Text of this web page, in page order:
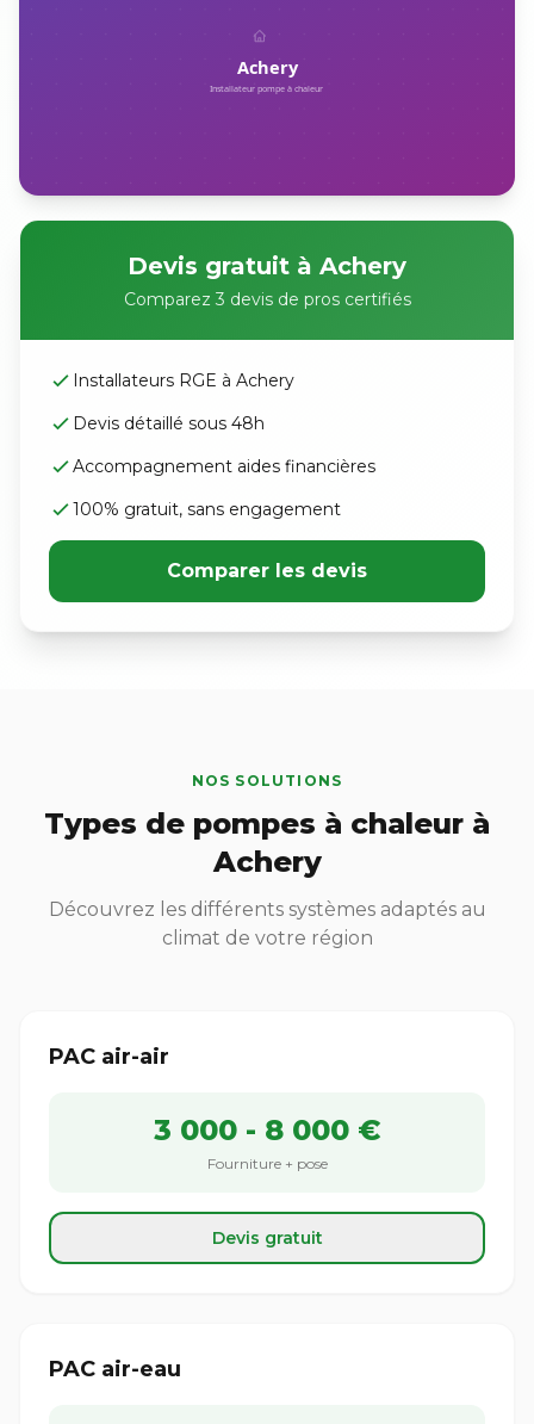
Devis gratuit à Achery
Comparez 3 devis de pros certifiés
Installateurs RGE à Achery
Devis détaillé sous 48h
Accompagnement aides financières
100% gratuit, sans engagement
Comparer les devis
NOS SOLUTIONS
Types de pompes à chaleur à
Achery
Découvrez les différents systèmes adaptés au
climat de votre région
PAC air-air
3 000 - 8 000 €
Fourniture + pose
Devis gratuit
PAC air-eau